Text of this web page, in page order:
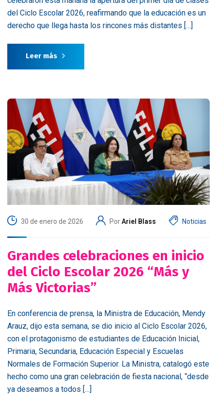
del Ciclo Escolar 2026, reafirmando que la educación es un
derecho que llega hasta los rincones más distantes […]
Leer más
30 de enero de 2026 PorAriel Blass Noticias
Grandes celebraciones en inicio
del Ciclo Escolar 2026 “Más y
Más Victorias”
En conferencia de prensa, la Ministra de Educación, Mendy
Arauz, dijo esta semana, se dio inicio al Ciclo Escolar 2026,
con el protagonismo de estudiantes de Educación Inicial,
Primaria, Secundaria, Educación Especial y Escuelas
Normales de Formación Superior. La Ministra, catalogó este
hecho como una gran celebración de fiesta nacional, “desde
ya deseamos a todos […]